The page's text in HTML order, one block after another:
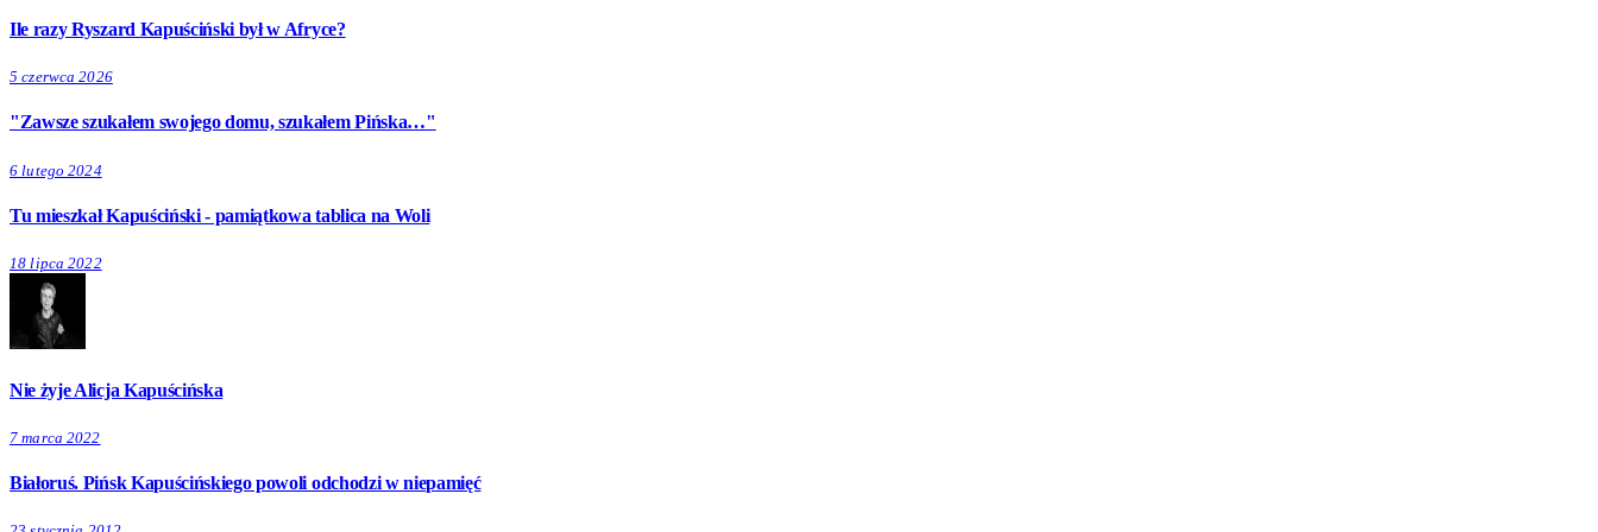
Ile razy Ryszard Kapuściński był w Afryce?
5 czerwca 2026
"Zawsze szukałem swojego domu, szukałem Pińska…"
6 lutego 2024
Tu mieszkał Kapuściński - pamiątkowa tablica na Woli
18 lipca 2022
Nie żyje Alicja Kapuścińska
7 marca 2022
Białoruś. Pińsk Kapuścińskiego powoli odchodzi w niepamięć